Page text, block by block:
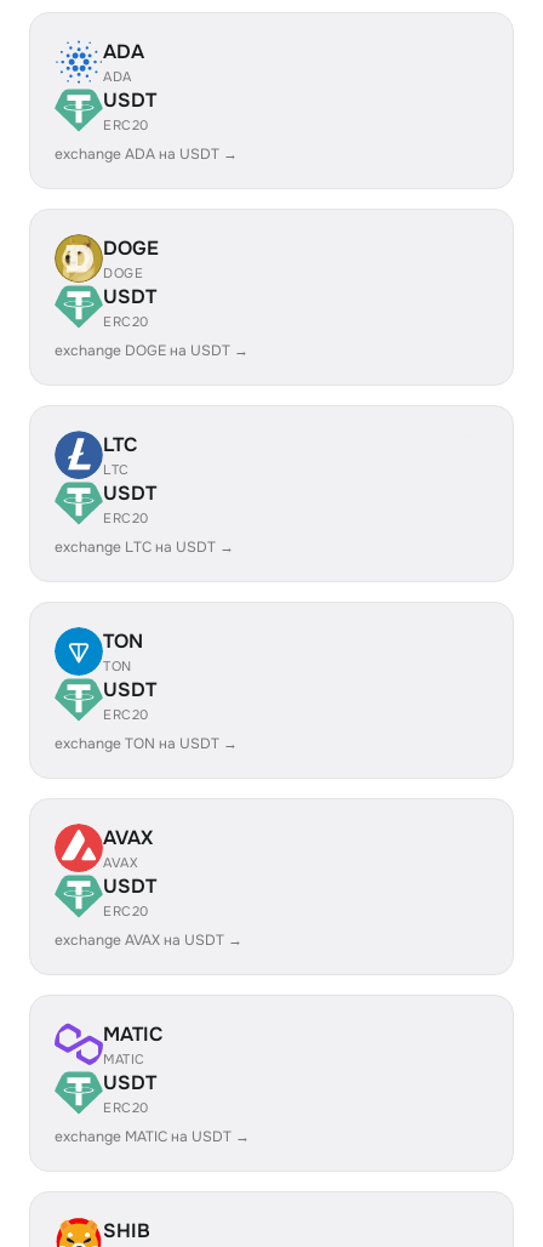
ADA
ADA
USDT
ERC20
exchange ADA на USDT →
DOGE
DOGE
USDT
ERC20
exchange DOGE на USDT →
LTC
LTC
USDT
ERC20
exchange LTC на USDT →
TON
TON
USDT
ERC20
exchange TON на USDT →
AVAX
AVAX
USDT
ERC20
exchange AVAX на USDT →
MATIC
MATIC
USDT
ERC20
exchange MATIC на USDT →
SHIB